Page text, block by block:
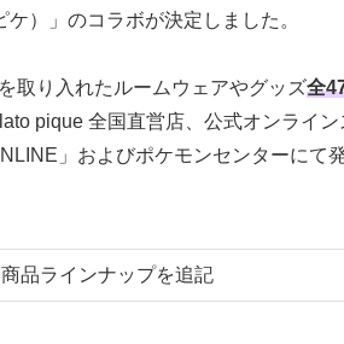
ケ）」のコラボが決定しました。
取り入れたルームウェアやグッズ全
pique 全国直営店、公式オンライ
」およびポケモンセンターにて
品ラインナップを追記